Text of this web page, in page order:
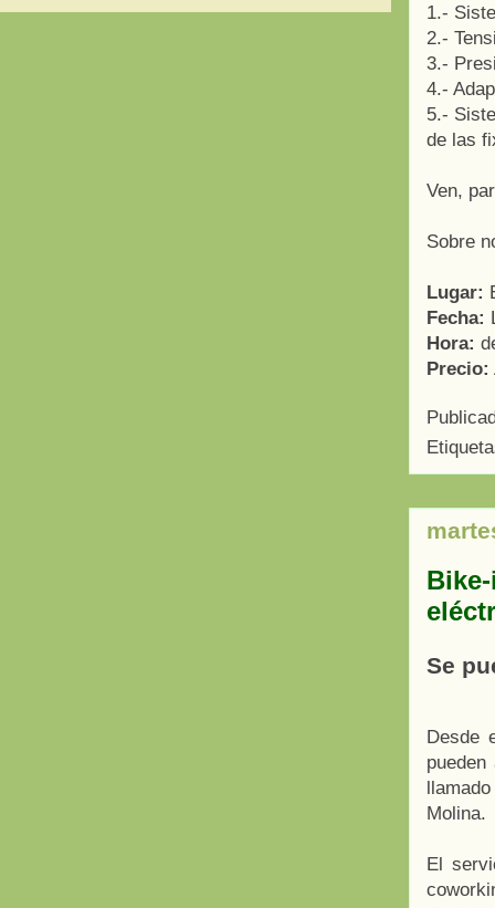
1.-
2.-
3.-
4.-
5.-
de las
Ven,
Sobre
Lugar:
Fecha:
Hora:
Precio:
Se
Desde
llamado
Molina.
El